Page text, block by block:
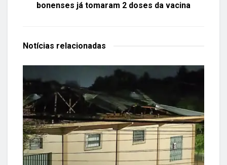
bonenses já tomaram 2 doses da vacina
Notícias relacionadas